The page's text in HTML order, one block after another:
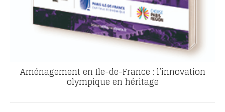
Aménagement en Ile-de-France : l’innovation
olympique en héritage